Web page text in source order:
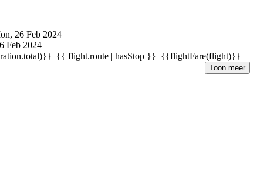
26 Feb 2024
Feb 2024
{{ flight.route | hasStop }} {{flightFare(flight)}}
Toon meer